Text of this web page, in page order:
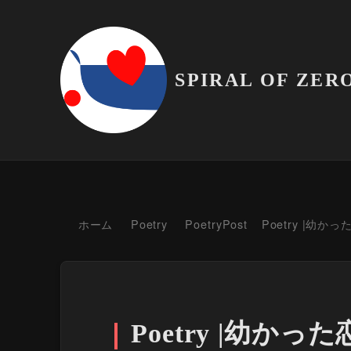
SPIRAL OF
ホーム Poetry PoetryPost Poetry |幼かっ
Poetry |幼かった